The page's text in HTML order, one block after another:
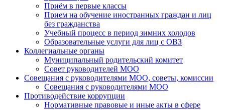
Приём в первые классы
Прием на обучение иностранных граждан и лиц
без гражданства
Учебный процесс в период зимних холодов
Образовательные услуги для лиц с ОВЗ
Коллегиальные органы
Муниципальный родительский комитет
Совет руководителей МОО
Совещания с руководителями МОО, советы, комиссии
Совещания с руководителями МОО
Противодействие коррупции
Нормативные правовые и иные акты в сфере